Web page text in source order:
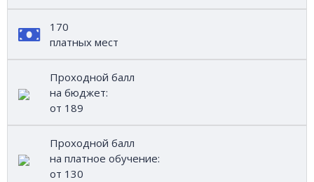
170
платных мест
Проходной балл
на бюджет:
от 189
Проходной балл
на платное обучение:
от 130